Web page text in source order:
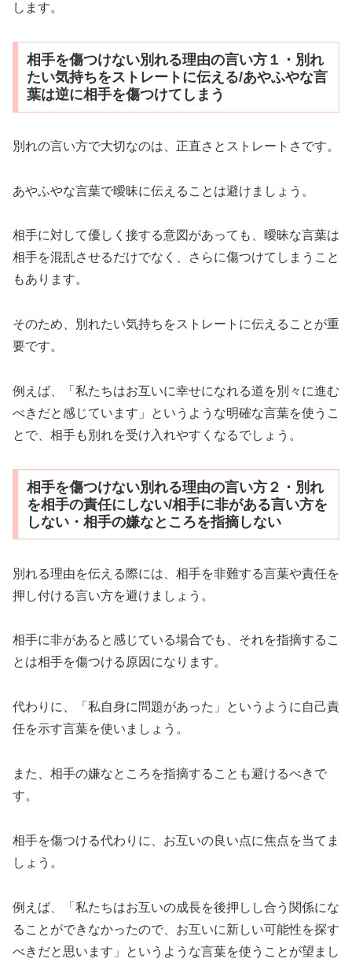
します。
相手を傷つけない別れる理由の言い方１・別れ
たい気持ちをストレートに伝える/あやふやな言
葉は逆に相手を傷つけてしまう
別れの言い方で大切なのは、正直さとストレートさです。
あやふやな言葉で曖昧に伝えることは避けましょう。
相手に対して優しく接する意図があっても、曖昧な言葉は
相手を混乱させるだけでなく、さらに傷つけてしまうこと
もあります。
そのため、別れたい気持ちをストレートに伝えることが重
要です。
例えば、「私たちはお互いに幸せになれる道を別々に進む
べきだと感じています」というような明確な言葉を使うこ
とで、相手も別れを受け入れやすくなるでしょう。
相手を傷つけない別れる理由の言い方２・別れ
を相手の責任にしない/相手に非がある言い方を
しない・相手の嫌なところを指摘しない
別れる理由を伝える際には、相手を非難する言葉や責任を
押し付ける言い方を避けましょう。
相手に非があると感じている場合でも、それを指摘するこ
とは相手を傷つける原因になります。
代わりに、「私自身に問題があった」というように自己責
任を示す言葉を使いましょう。
また、相手の嫌なところを指摘することも避けるべきで
す。
相手を傷つける代わりに、お互いの良い点に焦点を当てま
しょう。
例えば、「私たちはお互いの成長を後押しし合う関係にな
ることができなかったので、お互いに新しい可能性を探す
べきだと思います」というような言葉を使うことが望まし